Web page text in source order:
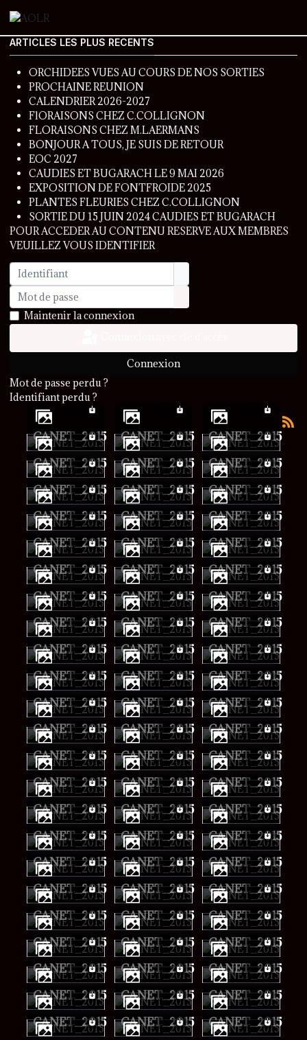
ARTICLES LES PLUS RECENTS
ORCHIDEES VUES AU COURS DE NOS SORTIES
PROCHAINE REUNION
CALENDRIER 2026-2027
FlORAISONS CHEZ C.COLLIGNON
FLORAISONS CHEZ M.LAERMANS
BONJOUR A TOUS, JE SUIS DE RETOUR
EOC 2027
CAUDIES ET BUGARACH LE 9 MAI 2026
EXPOSITION DE FONTFROIDE 2025
PLANTES FLEURIES CHEZ C.COLLIGNON
SORTIE DU 15 JUIN 2024 CAUDIES ET BUGARACH
POUR ACCEDER AU CONTENU RESERVE AUX MEMBRES
VEUILLEZ VOUS IDENTIFIER
Identifiant
Mot de passe
Afficher le mot de passe
Maintenir la connexion
Connexion
Mot de passe perdu ?
Identifiant perdu ?
CANET_2015 CANET_2015
CANET_2015
CANET_2015
CANET_2015
CANET_2015
CANET_2015
CANET_2015
CANET_2015
CANET_2015
CANET_2015
CANET_2015
CANET_2015
CANET_2015
CANET_2015
CANET_2015
CANET_2015
CANET_2015
CANET_2015
CANET_2015
CANET_2015
CANET_2015
CANET_2015
CANET_2015
CANET_2015
CANET_2015
CANET_2015
CANET_2015
CANET_2015
CANET_2015
CANET_2015
CANET_2015
CANET_2015
CANET_2015
CANET_2015
CANET_2015
CANET_2015
CANET_2015
CANET_2015
CANET_2015
CANET_2015
CANET_2015
CANET_2015
CANET_2015
CANET_2015
CANET_2015
CANET_2015
CANET_2015
CANET_2015
CANET_2015
CANET_2015
CANET_2015
CANET_2015
CANET_2015
CANET_2015
CANET_2015
CANET_2015
CANET_2015
CANET_2015
CANET_2015
CANET_2015
CANET_2015
CANET_2015
CANET_2015
CANET_2015
CANET_2015
CANET_2015
CANET_2015
CANET_2015